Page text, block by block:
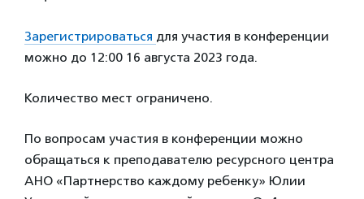
Зарегистрироваться для участия в конференции
можно до 12:00 16 августа 2023 года.
Количество мест ограничено.
По вопросам участия в конференции можно
обращаться к преподавателю ресурсного центра
АНО «Партнерство каждому ребенку» Юлии